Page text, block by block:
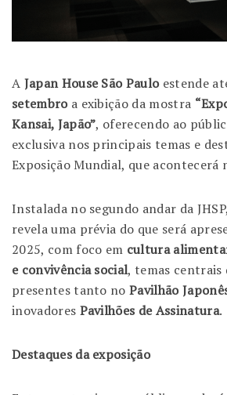
A Japan House São Pauloestende
setembroa exibição da mostra
Kansai, Japão”, oferecendo ao
exclusiva nos principais temas e
Exposição Mundial, que acontecerá
Instalada no segundo andar da
revela uma prévia do que será
2025, com foco em cultura
e convivência social,temas centrais
presentes tanto noPavilhão
inovadores Pavilhões de Assinatura.
Destaques da exposição